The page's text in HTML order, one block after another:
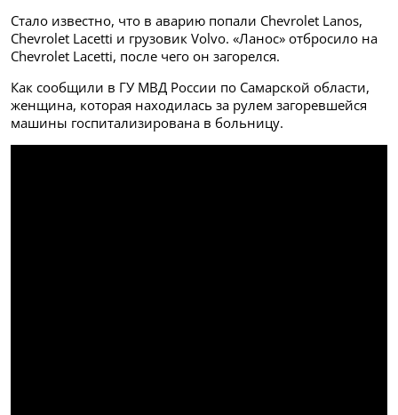
Стало известно, что в аварию попали Chevrolet Lanos,
Chevrolet Lacetti и грузовик Volvo. «Ланос» отбросило на
Chevrolet Lacetti, после чего он загорелся.
Как сообщили в ГУ МВД России по Самарской области,
женщина, которая находилась за рулем загоревшейся
машины госпитализирована в больницу.